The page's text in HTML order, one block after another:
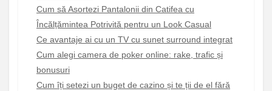
Cum să Asortezi Pantalonii din Catifea cu
Încălțămintea Potrivită pentru un Look Casual
Ce avantaje ai cu un TV cu sunet surround integrat
Cum alegi camera de poker online: rake, trafic și
bonusuri
Cum îți setezi un buget de cazino și te ții de el fără